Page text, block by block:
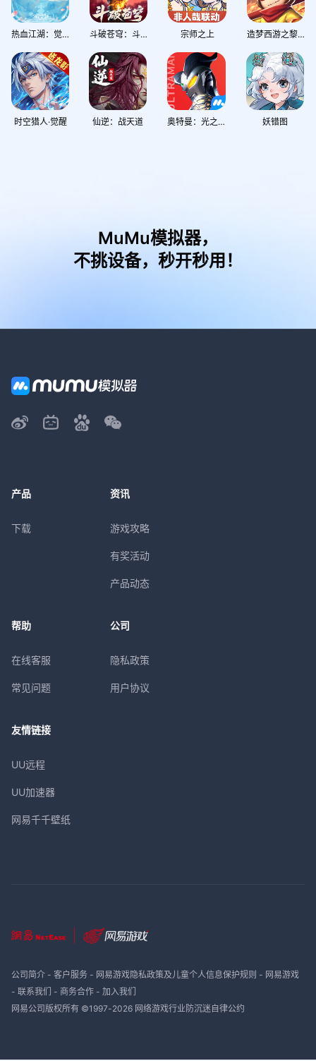
热血江湖：觉醒 斗破苍穹：斗帝之路 宗师之上 造梦西游之黎尤浩劫篇
时空猎人·觉醒 仙逆：战天道 奥特曼：光之战士 妖错图
MuMu模拟器，
不挑设备，秒开秒用！
产品
下载
资讯
游戏攻略
有奖活动
产品动态
帮助
在线客服
常见问题
公司
隐私政策
用户协议
友情链接
UU远程
UU加速器
网易千千壁纸
公司简介- 客户服务- 网易游戏隐私政策及儿童个人信息保护规则 - 网易游戏
- 联系我们 - 商务合作- 加入我们
网易公司版权所有 ©1997-2026 网络游戏行业防沉迷自律公约